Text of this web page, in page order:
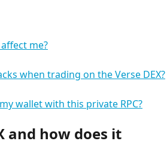
me?
when trading on the Verse DEX?
wallet with this private RPC?
and how does it